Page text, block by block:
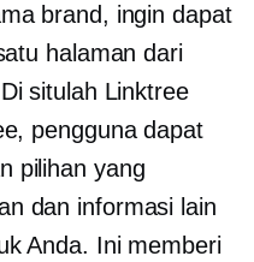
brand, ingin dapat
halaman dari
situlah Linktree
pengguna dapat
pilihan yang
dan informasi lain
Anda. Ini memberi